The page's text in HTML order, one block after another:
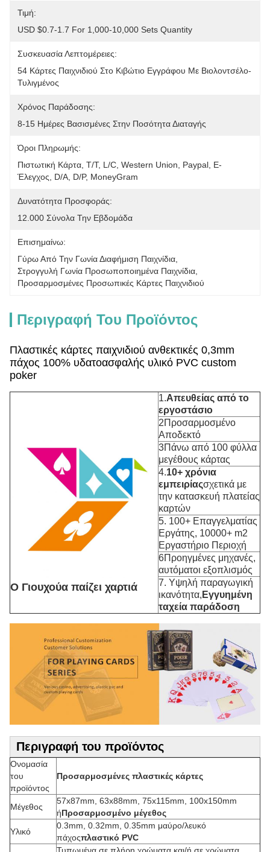
Τιμή:
USD $0.7-1.7 For 1,000-10,000 Sets Quantity
Συσκευασία Λεπτομέρειες:
54 Κάρτες Παιχνιδιού Στο Κιβώτιο Εγγράφου Με Βιολοντσέλο-
Τυλιγμένος
Χρόνος Παράδοσης:
8-15 Ημέρες Βασισμένες Στην Ποσότητα Διαταγής
Όροι Πληρωμής:
Πιστωτική Κάρτα, T/T, L/C, Western Union, Paypal, Ε-
Έλεγχος, D/A, D/P, MoneyGram
Δυνατότητα Προσφοράς:
12.000 Σύνολα Την Εβδομάδα
Επισημαίνω:
Γύρω Από Την Γωνία Διαφήμιση Παιχνίδια
Στρογγυλή Γωνία Προσωποποιημένα Παιχνίδια
Προσαρμοσμένες Προσωπικές Κάρτες Παιχνιδιού
Περιγραφή Του Προϊόντος
Πλαστικές κάρτες παιχνιδιού ανθεκτικές 0,3mm
πάχος 100% υδατοασφαλής υλικό PVC custom
poker
Ο Γιουχούα παίζει χαρτιά
1.Απευθείας από το
εργοστάσιο
2Προσαρμοσμένο
Αποδεκτό
3Πάνω από 100 φύλλα
μεγέθους κάρτας
4.10+ χρόνια
εμπειρίαςσχετικά με
την κατασκευή πλατείας
καρτών
5. 100+ Επαγγελματίας
Εργάτης, 10000+ m2
Εργαστήριο Περιοχή
6Προηγμένες μηχανές,
αυτόματοι εξοπλισμός
7. Υψηλή παραγωγική
ικανότητα, Εγγυημένη
ταχεία παράδοση
Περιγραφή του προϊόντος
Ονομασία
του
προϊόντος
Προσαρμοσμένες πλαστικές κάρτες
Μέγεθος
57x87mm, 63x88mm, 75x115mm, 100x150mm
ήΠροσαρμοσμένο μέγεθος
Υλικό
0.3mm, 0.32mm, 0.35mm μαύρο/λευκό
πάχοςπλαστικό PVC